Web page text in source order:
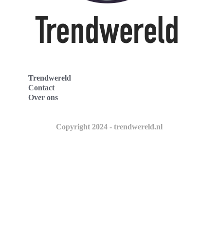
Trendwereld
Contact
Over ons
Copyright 2024 - trendwereld.nl